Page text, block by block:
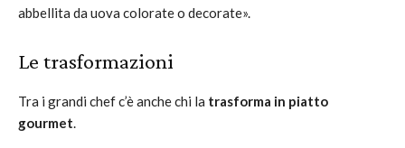
abbellita da uova colorate o decorate».
Le trasformazioni
Tra i grandi chef c’è anche chi la trasforma in piatto
gourmet.